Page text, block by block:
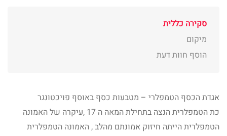
סקירה כללית
מיקום
הוסף חוות דעת
אגדת הכסף הטמפלרי – מטבעות כסף באוסף פויכטונגר
כת הטמפלרית הנצה בתחילת המאה ה 17 ,עיקרה של האמונה
הטמפלרית הייתה חיזוק אמונתם מהלב , האמונה הטמפלרית